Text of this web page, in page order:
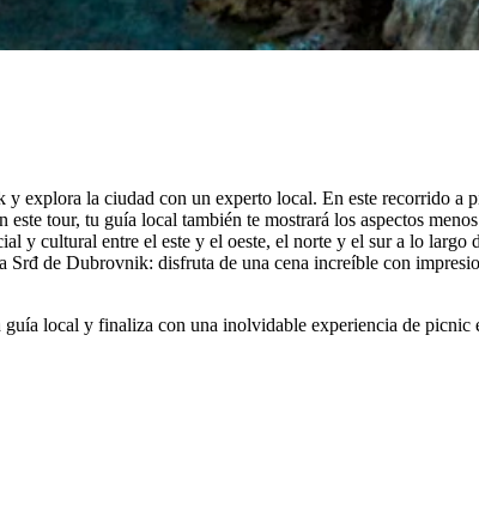
explora la ciudad con un experto local. En este recorrido a
tour, tu guía local también te mostrará los aspectos
y cultural entre el este y el oeste, el norte y el sur a lo
de Dubrovnik: disfruta de una cena increíble con
local y finaliza con una inolvidable experiencia de picnic